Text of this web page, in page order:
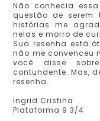
Não conhecia
questão de serem
histórias me
nelas e morro de
Sua resenha está
não me convenceu
você disse
contundente. Mas,
resenha.
Ingrid Cristina
Plataforma 9 3/4